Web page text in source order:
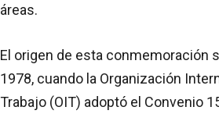
áreas.
El origen de esta conmemoración
1978, cuando la Organización
Trabajo (OIT) adoptó el Convenio